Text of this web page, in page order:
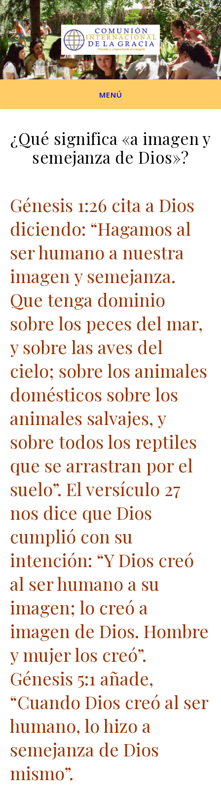
MENÚ
¿Qué significa «a imagen y
semejanza de Dios»?
Génesis 1:26 cita a Dios
diciendo: “Hagamos al
ser humano a nuestra
imagen y semejanza.
Que tenga dominio
sobre los peces del mar,
y sobre las aves del
cielo; sobre los animales
domésticos sobre los
animales salvajes, y
sobre todos los reptiles
que se arrastran por el
suelo”. El versículo 27
nos dice que Dios
cumplió con su
intención: “Y Dios creó
al ser humano a su
imagen; lo creó a
imagen de Dios. Hombre
y mujer los creó”.
Génesis 5:1 añade,
“Cuando Dios creó al ser
humano, lo hizo a
semejanza de Dios
mismo”.